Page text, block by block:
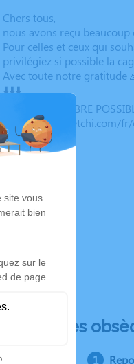
Chers tous,
nous avons reçu
Pour celles et ceux qui
privilégiez si possible la
Avec toute notre gratitude
⬇️⬇️⬇️
OFFRANDES LIBRE
https://www.leetchi.com/
Déroulé des